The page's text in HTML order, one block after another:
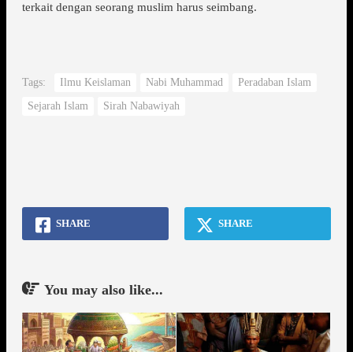
terkait dengan seorang muslim harus seimbang.
Tags: Ilmu Keislaman Nabi Muhammad
Peradaban Islam
Sejarah Islam
Sirah Nabawiyah
SHARE SHARE
You may also like...